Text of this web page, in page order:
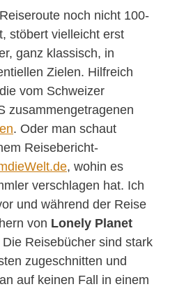
noch nicht 100-
stöbert vielleicht erst
ganz klassisch, in
Zielen. Hilfreich
vom Schweizer
zusammengetragenen
. Oder man schaut
Reisebericht-
, wohin es
verschlagen hat. Ich
und während der Reise
von Lonely Planet
Reisebücher sind stark
zugeschnitten und
auf keinen Fall in einem